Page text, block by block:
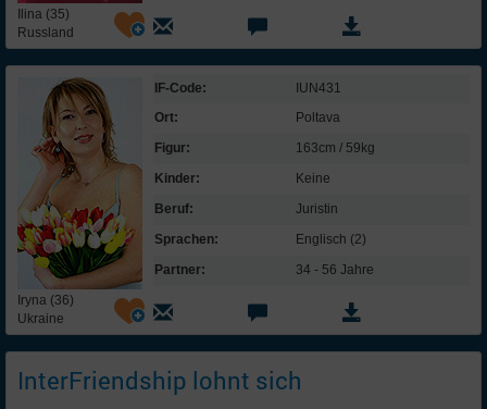
Ilina (35)
Russland
Iryna (36)
Ukraine
IF-Code:
IUN431
Ort:
Poltava
Figur:
163cm / 59kg
Kinder:
Keine
Beruf:
Juristin
Sprachen:
Englisch (2)
Partner:
34 - 56 Jahre
InterFriendship lohnt sich